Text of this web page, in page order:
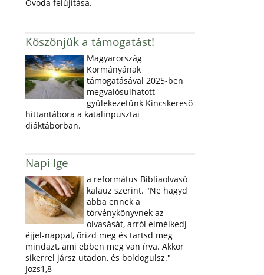
Óvoda felújítása.
Köszönjük a támogatást!
Magyarország
Kormányának
támogatásával 2025-ben
megvalósulhatott
gyülekezetünk Kincskereső
hittantábora a katalinpusztai
diáktáborban.
Napi Ige
a református Bibliaolvasó
kalauz szerint. "Ne hagyd
abba ennek a
törvénykönyvnek az
olvasását, arról elmélkedj
éjjel-nappal, őrizd meg és tartsd meg
mindazt, ami ebben meg van írva. Akkor
sikerrel jársz utadon, és boldogulsz."
Jozs1,8